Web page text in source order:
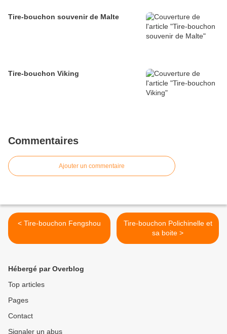
Tire-bouchon souvenir de Malte
Tire-bouchon Viking
Commentaires
Ajouter un commentaire
< Tire-bouchon Fengshou
Tire-bouchon Polichinelle et
sa boite >
Hébergé par Overblog
Top articles
Pages
Contact
Signaler un abus